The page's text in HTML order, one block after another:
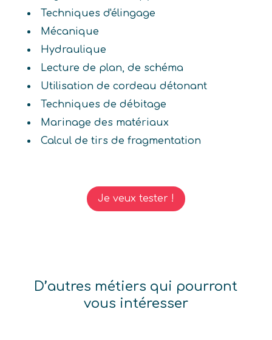
Techniques d'élingage
Mécanique
Hydraulique
Lecture de plan, de schéma
Utilisation de cordeau détonant
Techniques de débitage
Marinage des matériaux
Calcul de tirs de fragmentation
Je veux tester !
D’autres métiers qui pourront
vous intéresser